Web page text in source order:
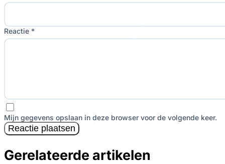
Reactie *
Mijn gegevens opslaan in deze browser voor de volgende keer.
Reactie plaatsen
Gerelateerde artikelen